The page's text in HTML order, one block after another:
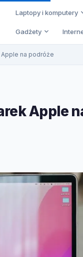
Laptopy i komputery
Gadżety
na podróże
Apple